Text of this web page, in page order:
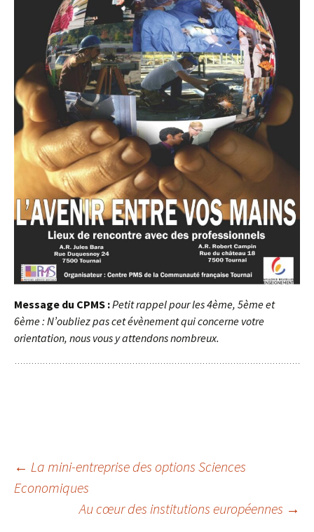
Message du CPMS :Petit rappel pour les 4ème, 5ème et
6ème : N’oubliez pas cet évènement qui concerne votre
orientation, nous vous y attendons nombreux.
Navigation
← La mini-entreprise des options Sciences
Economiques
Au cœur des institutions européennes →